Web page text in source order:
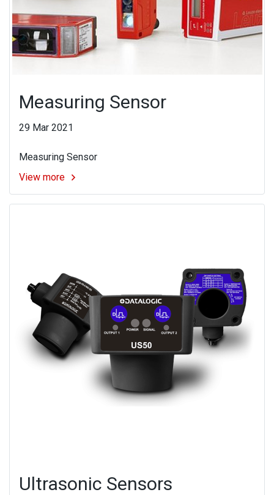
Measuring Sensor
29 Mar 2021
Measuring Sensor
View more
Ultrasonic Sensors